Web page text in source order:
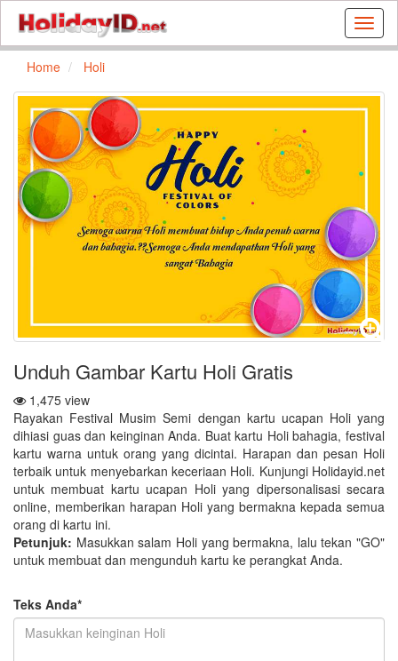
Buat
kartu
dan
kartu
Home Holi
Unduh Gambar Kartu Holi Gratis
1,475 view
Rayakan Festival Musim Semi dengan kartu ucapan Holi yang
dihiasi guas dan keinginan Anda. Buat kartu Holi bahagia, festival
kartu warna untuk orang yang dicintai. Harapan dan pesan Holi
terbaik untuk menyebarkan keceriaan Holi. Kunjungi Holidayid.net
untuk membuat kartu ucapan Holi yang dipersonalisasi secara
online, memberikan harapan Holi yang bermakna kepada semua
orang di kartu ini.
Petunjuk: Masukkan salam Holi yang bermakna, lalu tekan "GO"
untuk membuat dan mengunduh kartu ke perangkat Anda.
Teks Anda*